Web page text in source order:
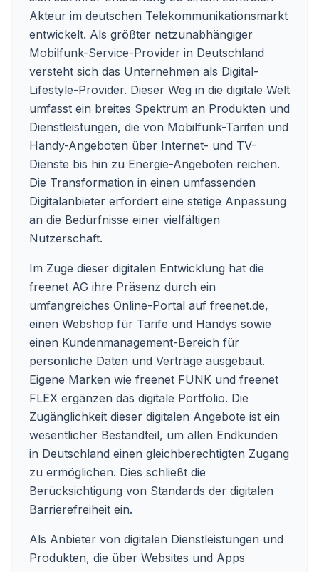
Akteur im deutschen Telekommunikationsmarkt
entwickelt. Als größter netzunabhängiger
Mobilfunk-Service-Provider in Deutschland
versteht sich das Unternehmen als Digital-
Lifestyle-Provider. Dieser Weg in die digitale Welt
umfasst ein breites Spektrum an Produkten und
Dienstleistungen, die von Mobilfunk-Tarifen und
Handy-Angeboten über Internet- und TV-
Dienste bis hin zu Energie-Angeboten reichen.
Die Transformation in einen umfassenden
Digitalanbieter erfordert eine stetige Anpassung
an die Bedürfnisse einer vielfältigen
Nutzerschaft.
Im Zuge dieser digitalen Entwicklung hat die
freenet AG ihre Präsenz durch ein
umfangreiches Online-Portal auf freenet.de,
einen Webshop für Tarife und Handys sowie
einen Kundenmanagement-Bereich für
persönliche Daten und Verträge ausgebaut.
Eigene Marken wie freenet FUNK und freenet
FLEX ergänzen das digitale Portfolio. Die
Zugänglichkeit dieser digitalen Angebote ist ein
wesentlicher Bestandteil, um allen Endkunden
in Deutschland einen gleichberechtigten Zugang
zu ermöglichen. Dies schließt die
Berücksichtigung von Standards der digitalen
Barrierefreiheit ein.
Als Anbieter von digitalen Dienstleistungen und
Produkten, die über Websites und Apps